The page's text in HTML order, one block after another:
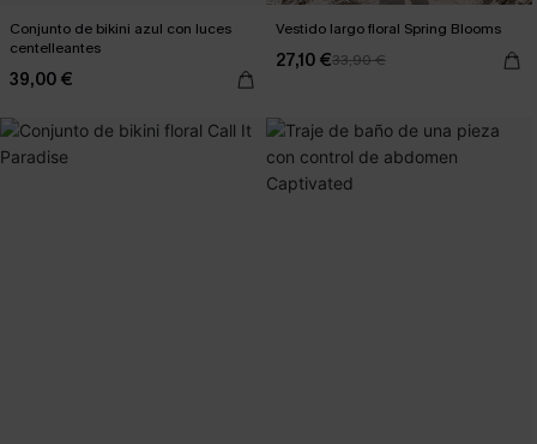
Conjunto de bikini azul con luces
centelleantes
39,00 €
Vestido largo floral Spring Blooms
27,10 €33,90 €